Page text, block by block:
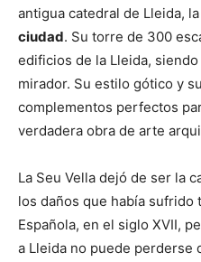
antigua catedral de Lleida, la
ciudad. Su torre de 300
edificios de la Lleida,
mirador. Su estilo gótico y
complementos perfectos
verdadera obra de arte
La Seu Vella dejó de ser la
los daños que había sufrido
Española, en el siglo XVII,
a Lleida no puede perderse